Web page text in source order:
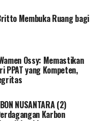
dampak signifikan bagi
pembangunan
dan tidak hanya
SDM juga harus
sudah ada kawasan
masyarakat.
dengan melibatkan
Membuka Ruang bagi
Ossy: Memastikan
PPAT yang Kompeten,
NUSANTARA (2)
Karbon